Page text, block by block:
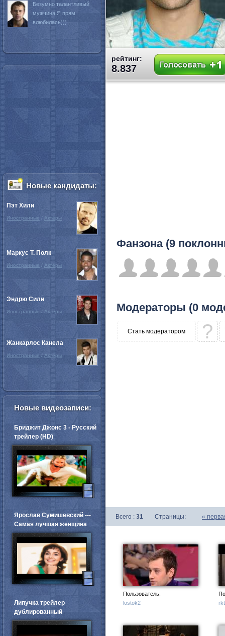
рейтинг:
8.837
Фанзона (9
Модераторы (0
Стать модератором ?
Всего : 31 Страницы: «
Пользователь:
lostok2
Безумно талантливый
мужчина.Я прям
влюбилась)))
Новые кандидаты:
Пэт Хили
Иностранные / Актёры
Маркус Т. Полк
Иностранные / Актёры
Эндрю Сили
Иностранные / Актёры
Жанкарлос Канела
Иностранные / Актёры
Новые видеозаписи:
Бриджит Джонс 3 - Русский
трейлер (HD)
Ярослав Сумишевский ---
Самая лучшая женщина
Липучка трейлер
дублированный